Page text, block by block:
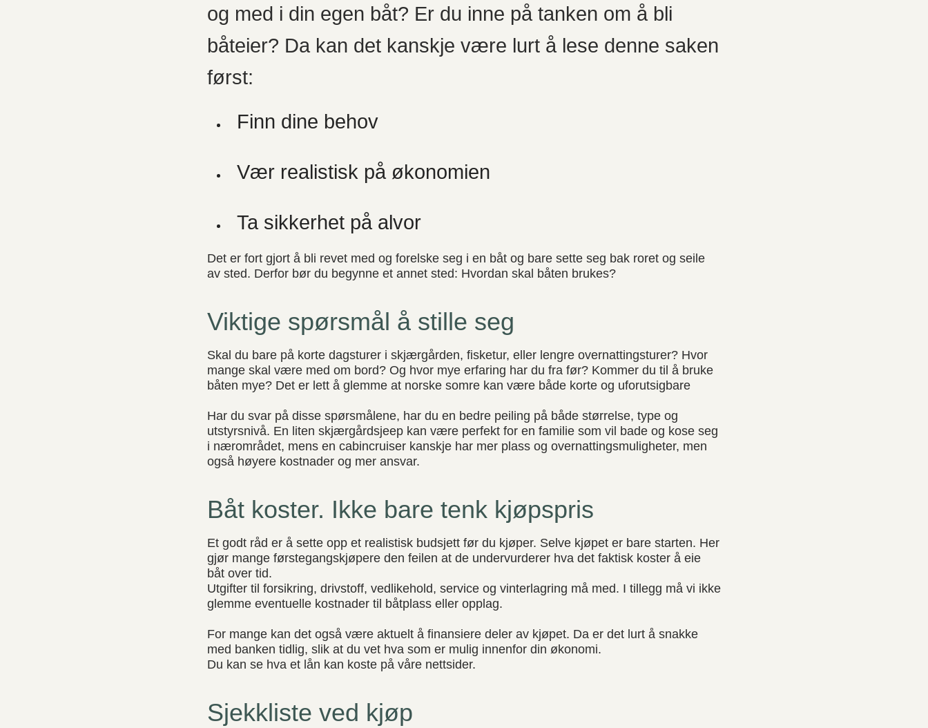
og med i din egen båt? Er du inne på tanken om å bli
båteier? Da kan det kanskje være lurt å lese denne saken
først:
Finn dine behov
Vær realistisk på økonomien
Ta sikkerhet på alvor
Det er fort gjort å bli revet med og forelske seg i en båt og bare sette seg bak roret og seile
av sted. Derfor bør du begynne et annet sted: Hvordan skal båten brukes?
Viktige spørsmål å stille seg
Skal du bare på korte dagsturer i skjærgården, fisketur, eller lengre overnattingsturer? Hvor
mange skal være med om bord? Og hvor mye erfaring har du fra før? Kommer du til å bruke
båten mye? Det er lett å glemme at norske somre kan være både korte og uforutsigbare
Har du svar på disse spørsmålene, har du en bedre peiling på både størrelse, type og
utstyrsnivå. En liten skjærgårdsjeep kan være perfekt for en familie som vil bade og kose seg
i nærområdet, mens en cabincruiser kanskje har mer plass og overnattingsmuligheter, men
også høyere kostnader og mer ansvar.
Båt koster. Ikke bare tenk kjøpspris
Et godt råd er å sette opp et realistisk budsjett før du kjøper. Selve kjøpet er bare starten. Her
gjør mange førstegangskjøpere den feilen at de undervurderer hva det faktisk koster å eie
båt over tid.
Utgifter til forsikring, drivstoff, vedlikehold, service og vinterlagring må med. I tillegg må vi ikke
glemme eventuelle kostnader til båtplass eller opplag.
For mange kan det også være aktuelt å finansiere deler av kjøpet. Da er det lurt å snakke
med banken tidlig, slik at du vet hva som er mulig innenfor din økonomi.
Du kan se hva et lån kan koste på våre nettsider.
Sjekkliste ved kjøp